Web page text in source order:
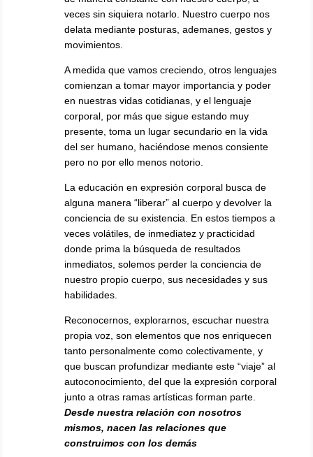
veces sin siquiera notarlo. Nuestro cuerpo nos
delata mediante posturas, ademanes, gestos y
movimientos.
A medida que vamos creciendo, otros lenguajes
comienzan a tomar mayor importancia y poder
en nuestras vidas cotidianas, y el lenguaje
corporal, por más que sigue estando muy
presente, toma un lugar secundario en la vida
del ser humano, haciéndose menos consiente
pero no por ello menos notorio.
La educación en expresión corporal busca de
alguna manera “liberar” al cuerpo y devolver la
conciencia de su existencia. En estos tiempos a
veces volátiles, de inmediatez y practicidad
donde prima la búsqueda de resultados
inmediatos, solemos perder la conciencia de
nuestro propio cuerpo, sus necesidades y sus
habilidades.
Reconocernos, explorarnos, escuchar nuestra
propia voz, son elementos que nos enriquecen
tanto personalmente como colectivamente, y
que buscan profundizar mediante este “viaje” al
autoconocimiento, del que la expresión corporal
junto a otras ramas artísticas forman parte.
Desde nuestra relación con nosotros
mismos, nacen las relaciones que
construimos con los demás